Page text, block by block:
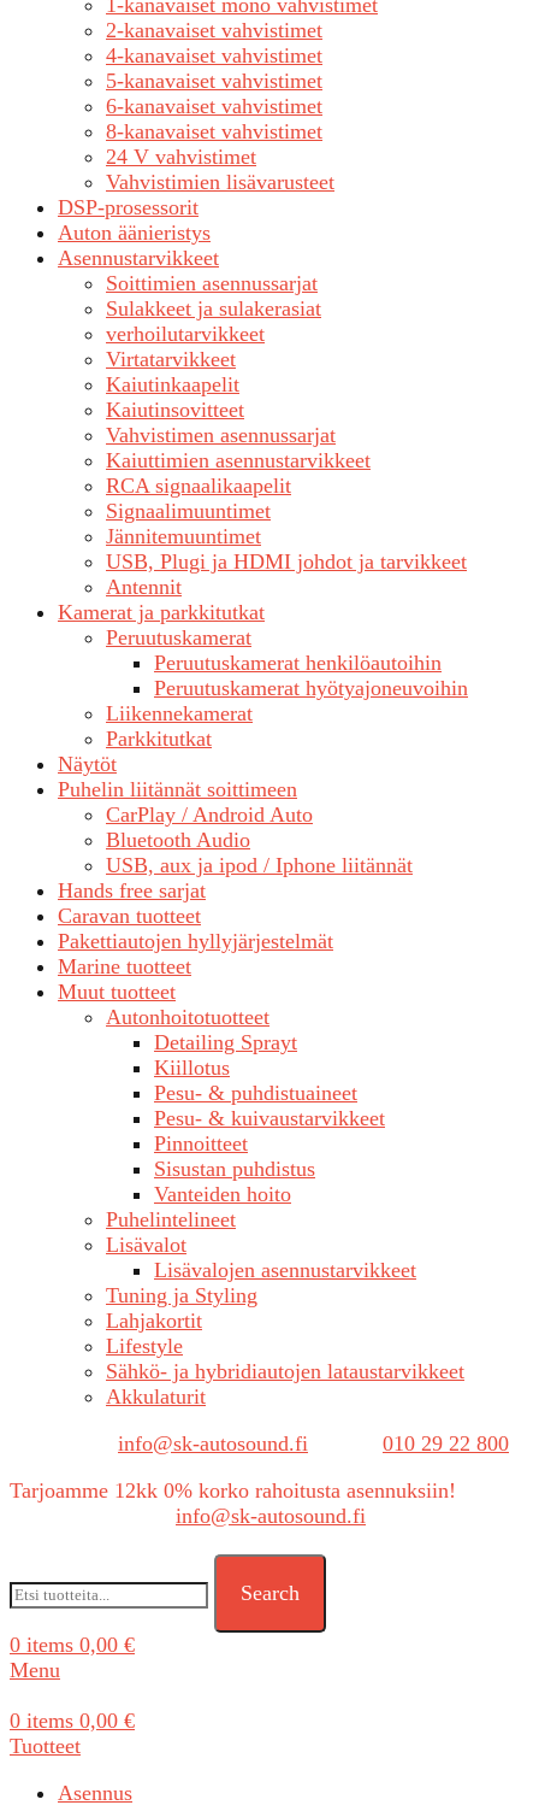
1-kanavaiset mono vahvistimet
2-kanavaiset vahvistimet
4-kanavaiset vahvistimet
5-kanavaiset vahvistimet
6-kanavaiset vahvistimet
8-kanavaiset vahvistimet
24 V vahvistimet
Vahvistimien lisävarusteet
DSP-prosessorit
Auton äänieristys
Asennustarvikkeet
Soittimien asennussarjat
Sulakkeet ja sulakerasiat
verhoilutarvikkeet
Virtatarvikkeet
Kaiutinkaapelit
Kaiutinsovitteet
Vahvistimen asennussarjat
Kaiuttimien asennustarvikkeet
RCA signaalikaapelit
Signaalimuuntimet
Jännitemuuntimet
USB, Plugi ja HDMI johdot ja tarvikkeet
Antennit
Kamerat ja parkkitutkat
Peruutuskamerat
Peruutuskamerat henkilöautoihin
Peruutuskamerat hyötyajoneuvoihin
Liikennekamerat
Parkkitutkat
Näytöt
Puhelin liitännät soittimeen
CarPlay / Android Auto
Bluetooth Audio
USB, aux ja ipod / Iphone liitännät
Hands free sarjat
Caravan tuotteet
Pakettiautojen hyllyjärjestelmät
Marine tuotteet
Muut tuotteet
Autonhoitotuotteet
Detailing Sprayt
Kiillotus
Pesu- & puhdistuaineet
Pesu- & kuivaustarvikkeet
Pinnoitteet
Sisustan puhdistus
Vanteiden hoito
Puhelintelineet
Lisävalot
Lisävalojen asennustarvikkeet
Tuning ja Styling
Lahjakortit
Lifestyle
Sähkö- ja hybridiautojen lataustarvikkeet
Akkulaturit
info@sk-autosound.fi
010 29 22 800
Tarjoamme 12kk 0% korko rahoitusta asennuksiin!
info@sk-autosound.fi
Search
0 items 0,00 €
Menu
0 items 0,00 €
Tuotteet
Asennus